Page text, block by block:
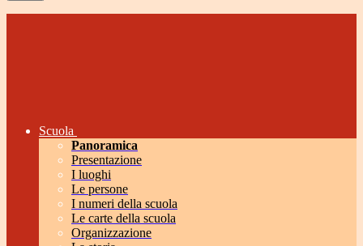
Scuola
Panoramica
Presentazione
I luoghi
Le persone
I numeri della scuola
Le carte della scuola
Organizzazione